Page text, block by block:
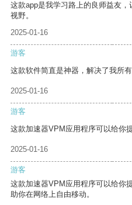
这款app是我学习路上的良师益友
视野。
2025-01-16
游客
这款软件简直是神器，解决了我所有
2025-01-16
游客
这款加速器VPM应用程序可以给你
2025-01-16
游客
这款加速器VPM应用程序可以给你
助你在网络上自由移动。